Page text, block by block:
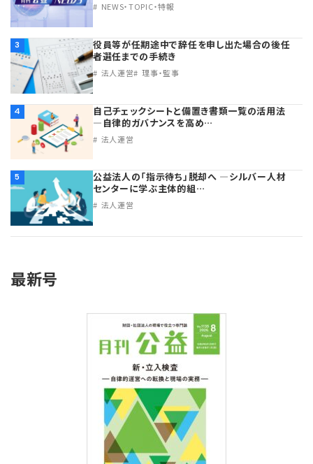
NEWS・TOPIC・特報
3
役員等が任期途中で辞任を申し出た場合の後任
者選任までの手続き
法人運営 理事・監事
4
自己チェックシートと備置き書類一覧の活用法
―自律的ガバナンスを高め…
法人運営
5
公益法人の「指示待ち」脱却へ ―シルバー人材
センターに学ぶ主体的組…
法人運営
最新号